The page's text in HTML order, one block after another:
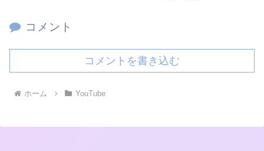
コメント
コメントを書き込む
ホーム YouTube